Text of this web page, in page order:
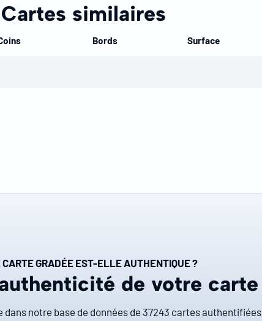
Cartes similaires
Bords Surface
CARTE GRADÉE EST-ELLE AUTHENTIQUE ?
de votre carte
notre base de données de 37243 cartes authentifiées